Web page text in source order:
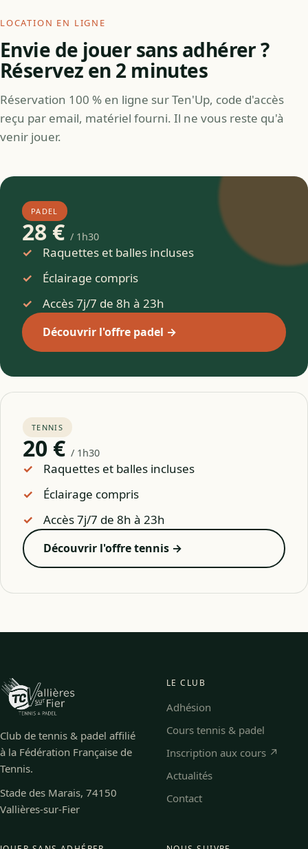
LOCATION EN LIGNE
Envie de jouer sans adhérer ?
Réservez en 2 minutes
Réservation 100 % en ligne sur Ten'Up, code d'accès
reçu par email, matériel fourni. Il ne vous reste qu'à
venir jouer.
PADEL
28 € / 1h30
Raquettes et balles incluses
Éclairage compris
Accès 7j/7 de 8h à 23h
Découvrir l'offre padel →
TENNIS
20 € / 1h30
Raquettes et balles incluses
Éclairage compris
Accès 7j/7 de 8h à 23h
Découvrir l'offre tennis →
Club de tennis & padel affilié
à la Fédération Française de
Tennis.
Stade des Marais, 74150
Vallières-sur-Fier
LE CLUB
Adhésion
Cours tennis & padel
Inscription aux cours ↗
Actualités
Contact